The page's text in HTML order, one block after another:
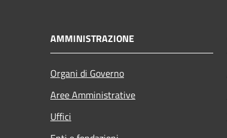
AMMINISTRAZIONE
Organi di Governo
Aree Amministrative
Uffici